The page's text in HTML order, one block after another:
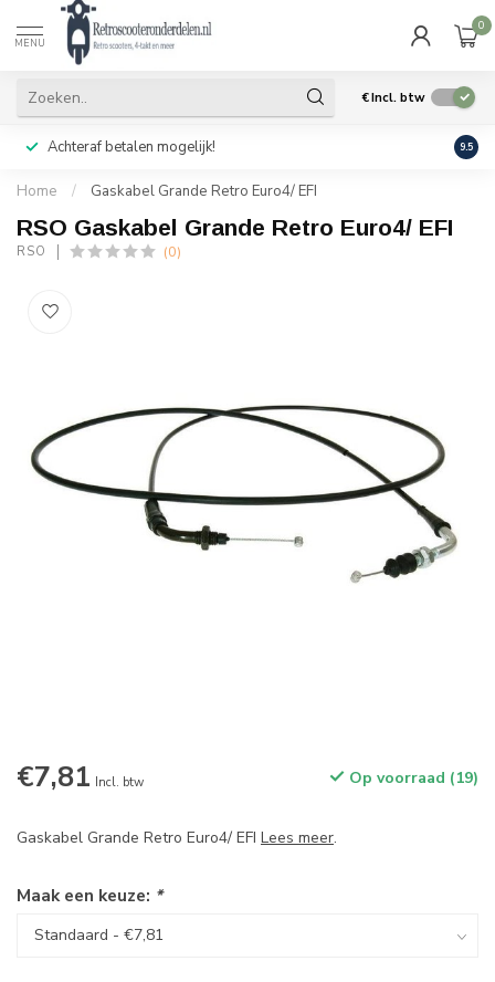
MENU
0
€Incl. btw
Achteraf betalen mogelijk! Geen
9.5
Home / Gaskabel Grande Retro Euro4/ EFI
RSO Gaskabel Grande Retro Euro4/ EFI
RSO (0)
€7,81 Incl. btw Op voorraad (19)
Gaskabel Grande Retro Euro4/ EFI Lees meer.
Maak een keuze: *